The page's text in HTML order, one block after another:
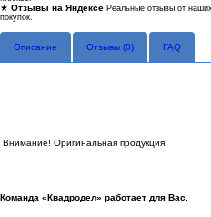
★ Отзывы на Яндексе Реальные отзывы от
покупок.
Описание Отзывы (0) FAQ
Внимание! Оригинальная продукция!
Команда «Квадродел» работает для Вас.